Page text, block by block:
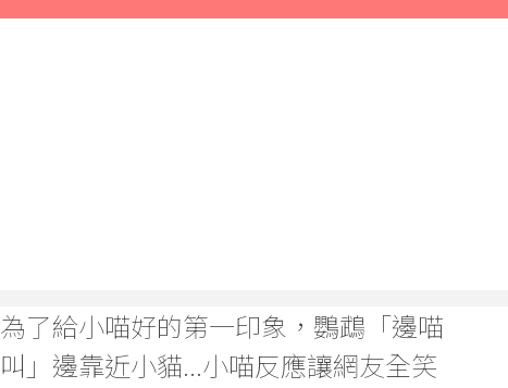
為了給小喵好的第一印象，鸚鵡「邊喵
叫」邊靠近小貓...小喵反應讓網友全笑